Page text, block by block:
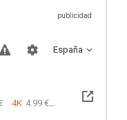
España
4K 4.99 €